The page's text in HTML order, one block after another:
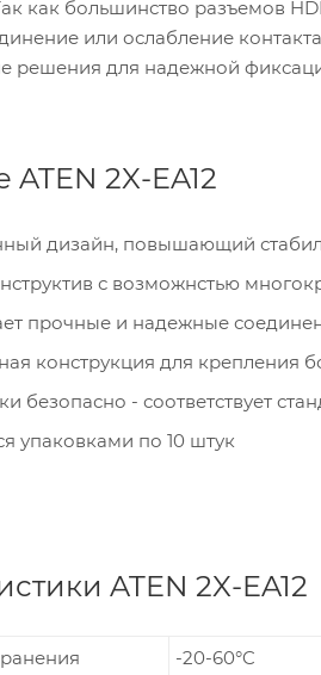
как большинство разъемов
или ослабление
решения для надежной
2X-EA12
дизайн, повышающий
с возможнстью
прочные и надежные
конструкция для крепления
безопасно - соответствует
упаковками по 10 штук
ATEN 2X-EA12
-20-60°C